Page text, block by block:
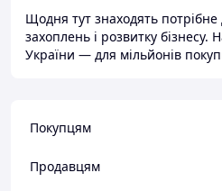
Щодня тут знаходять
захоплень і розвитку
України — для мільйонів
Покупцям
Продавцям